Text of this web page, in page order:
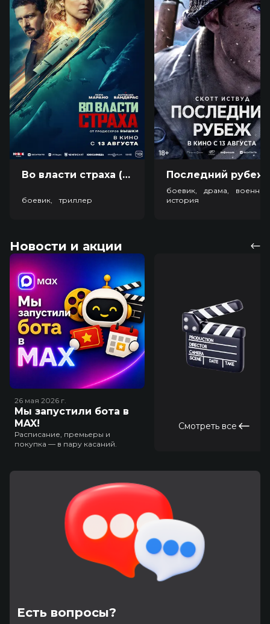
Во власти страха (18+)
боевик, триллер
боевик, драма,
история
Новости и акции
26 мая 2026 г.
Мы запустили бота в
MAX!
Расписание, премьеры и
покупка — в пару касаний.
Смотреть все
Есть вопросы?